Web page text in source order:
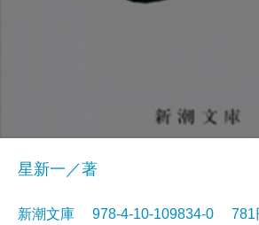
星新一／著
新潮文庫 978-4-10-109834-0